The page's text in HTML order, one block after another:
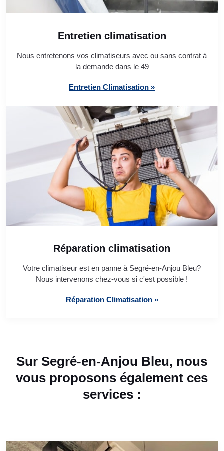
Entretien climatisation
Nous entretenons vos climatiseurs avec ou sans contrat à
la demande dans le 49
Entretien Climatisation »
Réparation climatisation
Votre climatiseur est en panne à Segré-en-Anjou Bleu?
Nous intervenons chez-vous si c'est possible !
Réparation Climatisation »
Sur Segré-en-Anjou Bleu, nous
vous proposons également ces
services :